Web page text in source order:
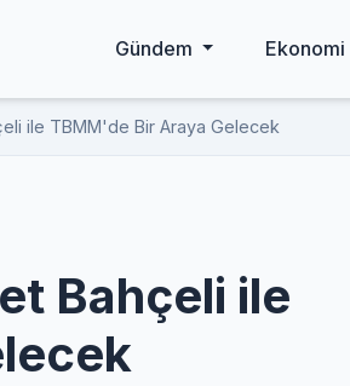
Gündem Ekonomi
ile TBMM'de Bir Araya Gelecek
Bahçeli ile